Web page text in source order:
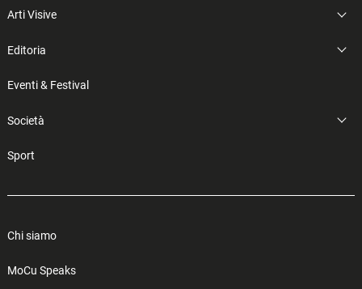
Arti Visive
Editoria
Eventi & Festival
Società
Sport
Chi siamo
MoCu Speaks